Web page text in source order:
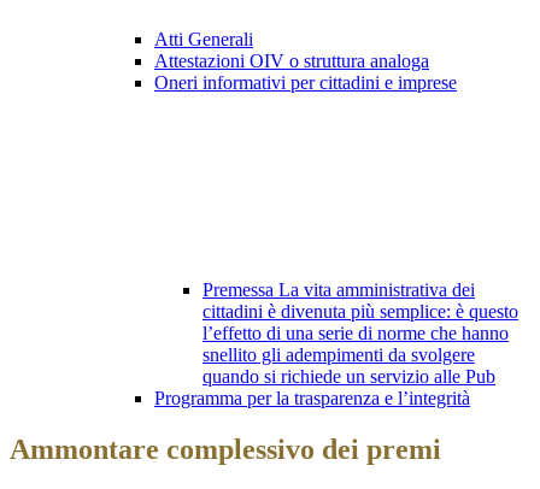
Atti Generali
Attestazioni OIV o struttura analoga
Oneri informativi per cittadini e imprese
Premessa La vita amministrativa dei
cittadini è divenuta più semplice: è questo
l’effetto di una serie di norme che hanno
snellito gli adempimenti da svolgere
quando si richiede un servizio alle Pub
Programma per la trasparenza e l’integrità
Ammontare complessivo dei premi